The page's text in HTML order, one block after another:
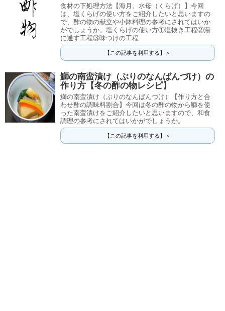
食材の下処理方法【海月、水母（くらげ）】今回
は、塩くらげの使い方をご紹介したいと思いますの
で、酢の物の献立や小鉢料理の参考にされてはいか
がでしょうか。塩くらげの使い方①塩抜き工程②湯
に通す工程③味つけの工程
【この記事を利用する】＞
鰤の南蛮漬け（ぶりのなんばんづけ）の
作り方【冬の酢の物レシピ】
鰤の南蛮漬け（ぶりのなんばんづけ）【作り方と合
わせ酢の調味料割合】今回は冬の酢の物から鰤を使
った南蛮漬けをご紹介したいと思いますので、和食
調理の参考にされてはいかがでしょうか。
【この記事を利用する】＞